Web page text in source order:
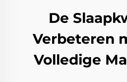
De
Verbeteren
Volledige